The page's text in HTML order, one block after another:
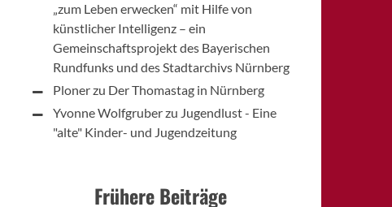
„zum Leben erwecken“ mit Hilfe von
künstlicher Intelligenz – ein
Gemeinschaftsprojekt des Bayerischen
Rundfunks und des Stadtarchivs Nürnberg
Plonerzu Der Thomastag in Nürnberg
Yvonne Wolfgruberzu Jugendlust - Eine
"alte" Kinder- und Jugendzeitung
Frühere Beiträge